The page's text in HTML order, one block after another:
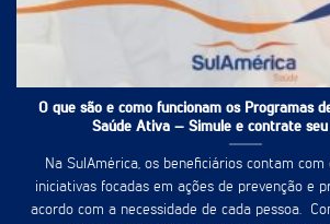
O que são e como funcionam os Programas
Saúde Ativa – Simule e contrate seu
Na SulAmérica, os beneficiários contam com
iniciativas focadas em ações de prevenção e
acordo com a necessidade de cada pessoa.